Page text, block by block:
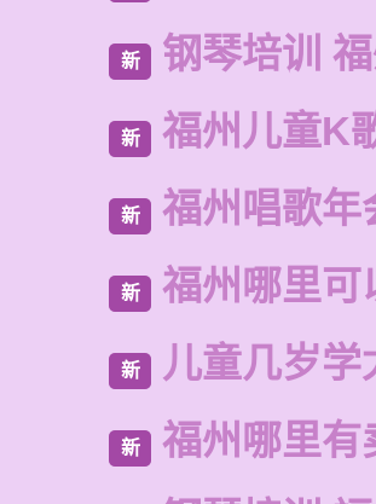
新 钢琴培训
新 福州儿童K
新 福州唱歌年
新 福州哪里可
新 儿童几岁
新
福州哪里有